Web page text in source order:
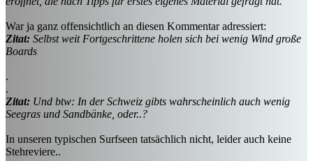
War ja ganz offensichtlich an diesen Kommentar adressiert:
Zitat: Selbst weit Fortgeschrittene holen sich bei wenig Wind große
Boards
.
.
Zitat: Und btw: In der Schweiz gibts wahrscheinlich auch wenig
Seegras und Sandbänke, oder..?
In unseren typischen Surfseen tatsächlich nicht, leider auch keine
Stehreviere..